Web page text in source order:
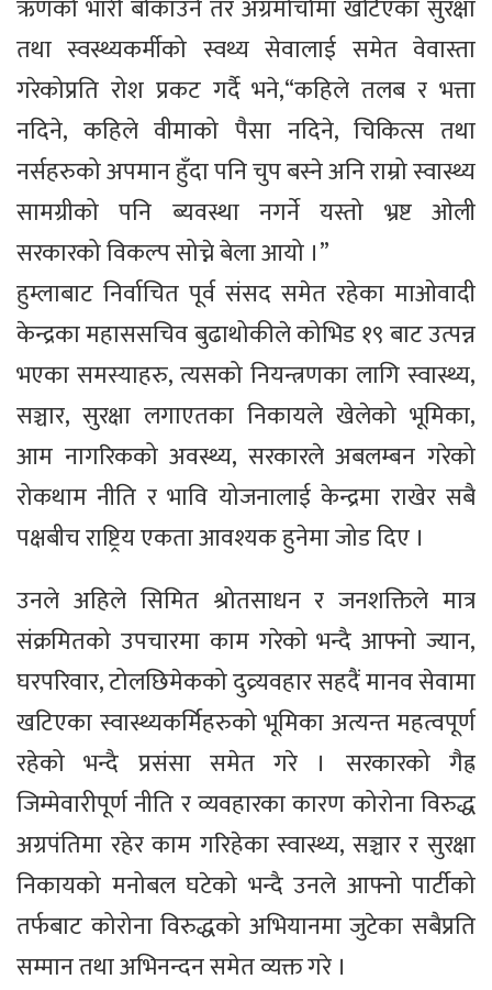
ऋणको भारी बोकाउने तर अग्रमोर्चामा खटिएका सुरक्षा
तथा स्वस्थ्यकर्मीको स्वथ्य सेवालाई समेत वेवास्ता
गरेकोप्रति रोश प्रकट गर्दै भने,“कहिले तलब र भत्ता
नदिने, कहिले वीमाको पैसा नदिने, चिकित्स तथा
नर्सहरुको अपमान हुँदा पनि चुप बस्ने अनि राम्रो स्वास्थ्य
सामग्रीको पनि ब्यवस्था नगर्ने यस्तो भ्रष्ट ओली
सरकारको विकल्प सोच्ने बेला आयो ।”
हुम्लाबाट निर्वाचित पूर्व संसद समेत रहेका माओवादी
केन्द्रका महाससचिव बुढाथोकीले कोभिड १९ बाट उत्पन्न
भएका समस्याहरु, त्यसको नियन्त्रणका लागि स्वास्थ्य,
सञ्चार, सुरक्षा लगाएतका निकायले खेलेको भूमिका,
आम नागरिकको अवस्थ्य, सरकारले अबलम्बन गरेको
रोकथाम नीति र भावि योजनालाई केन्द्रमा राखेर सबै
पक्षबीच राष्ट्रिय एकता आवश्यक हुनेमा जोड दिए ।
उनले अहिले सिमित श्रोतसाधन र जनशक्तिले मात्र
संक्रमितको उपचारमा काम गरेको भन्दै आफ्नो ज्यान,
घरपरिवार, टोलछिमेकको दुव्र्यवहार सहदैं मानव सेवामा
खटिएका स्वास्थ्यकर्मिहरुको भूमिका अत्यन्त महत्वपूर्ण
रहेको भन्दै प्रसंसा समेत गरे । सरकारको गैह्र
जिम्मेवारीपूर्ण नीति र व्यवहारका कारण कोरोना विरुद्ध
अग्रपंतिमा रहेर काम गरिहेका स्वास्थ्य, सञ्चार र सुरक्षा
निकायको मनोबल घटेको भन्दै उनले आफ्नो पार्टीको
तर्फबाट कोरोना विरुद्धको अभियानमा जुटेका सबैप्रति
सम्मान तथा अभिनन्दन समेत व्यक्त गरे ।